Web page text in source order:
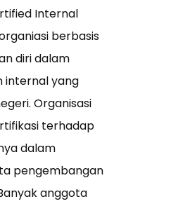
Internal
berbasis
diri dalam
internal yang
Organisasi
terhadap
dalam
pengembangan
anggota